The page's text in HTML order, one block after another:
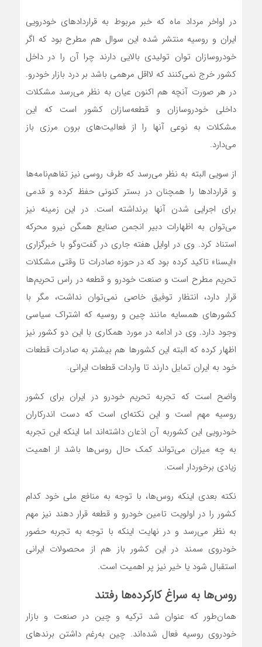
در اواخر مرداد ماه که خبر مربوط به قراردادهای خودرویی
ایران و روسیه منتشر شده این سوال هم مطرح بود که اگر
خودروسازان توان تولیدی بالایی دارند چرا آن را در داخل
کشور خرج نمی‌کنند که لااقل مرهمی باشد بر درد بازار خودرو.
در هر صورت آنچه هم اکنون عیان به نظر می‌رسد مشکلات
داخلی خودروسازان و قطعه‌سازان کشور است که این
مشکلات به نوعی آنها را از فعالیت‌های برون مرزی باز
می‌دارد.
از سویی البته به نظر می‌رسد که طرف روسی نیز تفاهم‌نامه‌ها
و قراردادها را همچنان در بستر کنونی حفظ کرده و قدمی
برای اجرایی شدن آنها برنداشته است. در این زمینه نیز
می‌توان به اظهارات دبیر انجمن صنایع همگن نیرو محرکه
استناد کرد. وی در اوایل هفته جاری در گفت‌وگو با خبرگزاری
«ایسنا» تاکید کرده بود که در حوزه صادرات تا وقتی مشکلات
تحریم مطرح است و صنعت خودرو و قطعه‌‌‌ در راس تحریم‌ها
قرار دارد، انتظار توفیق خاصی نمی‌توان نداشت، مگر با
کشورهای همسایه مانند چین و روسیه که اشتراک سیاسی
وجود دارد. وی در ادامه در مورد همکاری با این دو کشور نیز
اظهار کرده که البته این کشورها هم بیشتر به صادرات قطعات
خود به ایران تمایل دارند تا واردات قطعات ایرانی.
واضح است که تجربه تحریم خودرو در ایران برای کشور
روسیه مهم است و این نکته‌ای است که دست اندرکاران
خودرویی این کشوربه آن اذعان داشته‌اند اما اینکه این تجربه
به چه میزان می‌تواند کمک حال روس‌ها باشد از اهمیت
زیادی برخوردار است.
نکته بعدی اینکه روس‌ها، با توجه به منافع ملی خود کدام
کشور را در اولویت تامین خودرو و قطعه قرار دهند نیز مهم
به نظر می‌رسد و در نهایت اینکه با توجه به تجربه حضور
خودروی سمند در این کشور باز هم از محصولات ایرانی
استقبال شود یا خیر نیز پر اهمیت است.
روس‌ها به سراغ کارکرده‌ها رفتند
همان‌طور که عنوان شد ترکیه و چین در صنعت و بازار
خودروی روسیه فعال شده‌اند. چین به‌‌‌رغم داشتن برندهای